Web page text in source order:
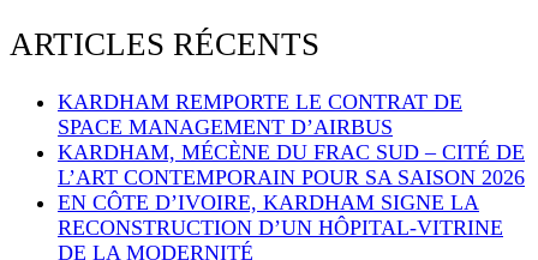
ARTICLES RÉCENTS
KARDHAM REMPORTE LE CONTRAT DE
SPACE MANAGEMENT D’AIRBUS
KARDHAM, MÉCÈNE DU FRAC SUD – CITÉ DE
L’ART CONTEMPORAIN POUR SA SAISON 2026
EN CÔTE D’IVOIRE, KARDHAM SIGNE LA
RECONSTRUCTION D’UN HÔPITAL-VITRINE
DE LA MODERNITÉ